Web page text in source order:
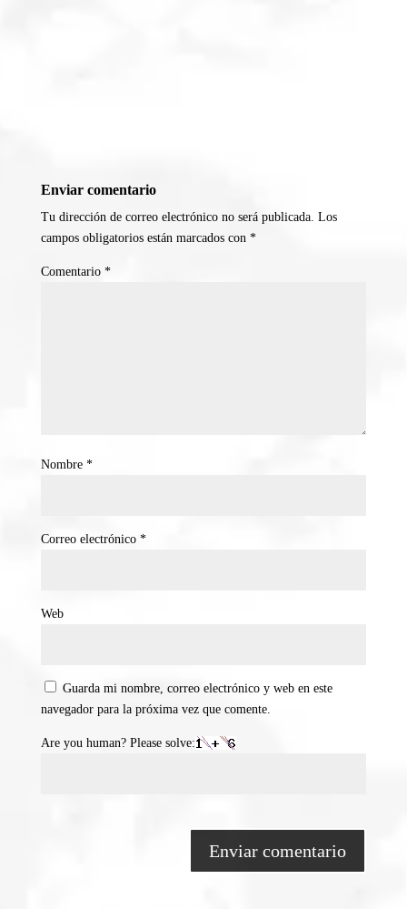
Enviar comentario
Tu dirección de correo electrónico no será publicada. Los
campos obligatorios están marcados con *
Comentario *
Nombre *
Correo electrónico *
Web
Guarda mi nombre, correo electrónico y web en este
navegador para la próxima vez que comente.
Are you human? Please solve: